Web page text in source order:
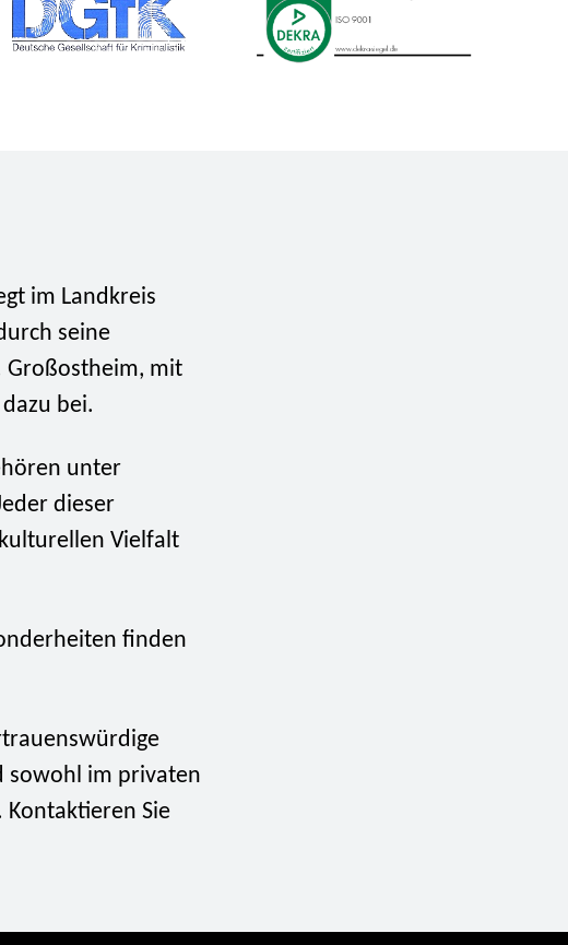
im Landkreis
seine
Großostheim, mit
bei.
unter
dieser
Vielfalt
finden
sowohl im privaten
Kontaktieren Sie